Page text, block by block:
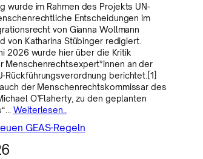
wurde im Rahmen des Projekts UN-
Entscheidungen im
von Gianna Wollmann
von Katharina Stübinger redigiert.
2026 wurde hier über die Kritik
Menschenrechtsexpert*innen an der
Rückführungsverordnung berichtet.[1]
der Menschenrechtskommissar des
O’Flaherty, zu den geplanten
Weiterlesen..
GEAS-Regeln